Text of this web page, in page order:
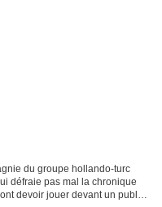
du groupe hollando-turc
défraie pas mal la chronique
devoir jouer devant un public